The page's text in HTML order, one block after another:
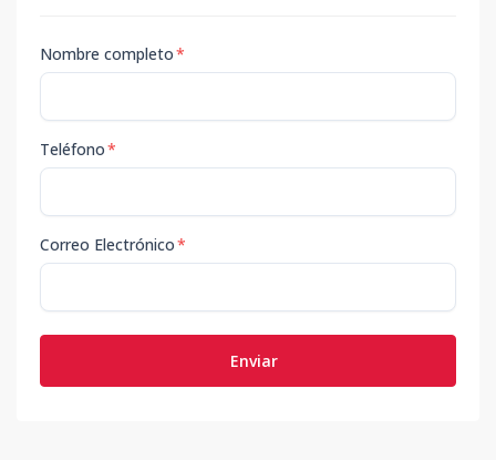
Nombre completo*
Teléfono*
Correo Electrónico*
Enviar